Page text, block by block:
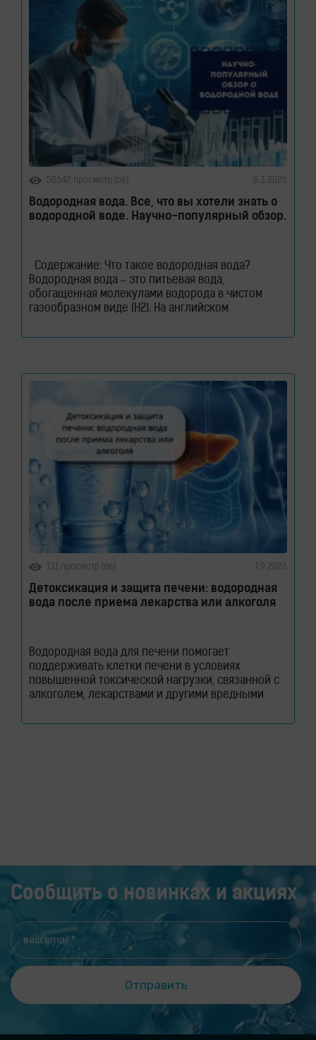
важнейших систем организма. Именно здесь
50642 просмотр (ов) 8.3.2026
Водородная вода. Все, что вы хотели знать о
водородной воде. Научно-популярный обзор.
Содержание: Что такое водородная вода?
Водородная вода – это питьевая вода,
обогащенная молекулами водорода в чистом
газообразном виде (H2). На английском
Water (HRW) или Hydrogen Water. В такой воде
в воде. Поэтому водород содержится в
131 просмотр (ов) 7.9.2026
Детоксикация и защита печени: водородная
вода после приема лекарства или алкоголя
Водородная вода для печени помогает
поддерживать клетки печени в условиях
повышенной токсической нагрузки, связанной с
алкоголем, лекарствами и другими вредными
способствует снижению оксидативного стресса и
Сообщить о новинках и акциях